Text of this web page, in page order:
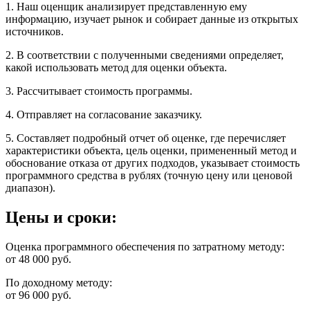
1. Наш оценщик анализирует представленную ему
информацию, изучает рынок и собирает данные из открытых
источников.
2. В соответствии с полученными сведениями определяет,
какой использовать метод для оценки объекта.
3. Рассчитывает стоимость программы.
4. Отправляет на согласование заказчику.
5. Составляет подробный отчет об оценке, где перечисляет
характеристики объекта, цель оценки, примененный метод и
обоснование отказа от других подходов, указывает стоимость
программного средства в рублях (точную цену или ценовой
диапазон).
Цены и сроки:
Оценка программного обеспечения по затратному методу:
от 48 000 руб.
По доходному методу:
от 96 000 руб.